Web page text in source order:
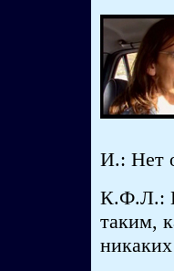
И.: Нет
К.Ф.Л.:
таким,